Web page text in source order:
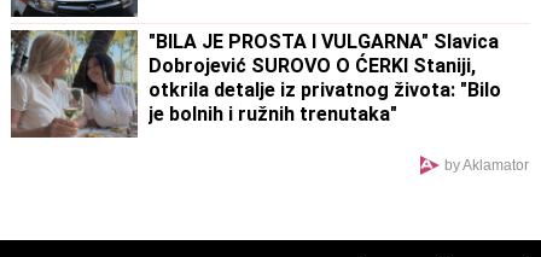
"BILA JE PROSTA I VULGARNA" Slavica
Dobrojević SUROVO O ĆERKI Staniji,
otkrila detalje iz privatnog života: "Bilo
je bolnih i ružnih trenutaka"
by Aklamator